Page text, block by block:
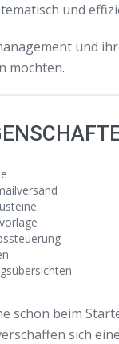
und
und
möchten.
schon beim
sich